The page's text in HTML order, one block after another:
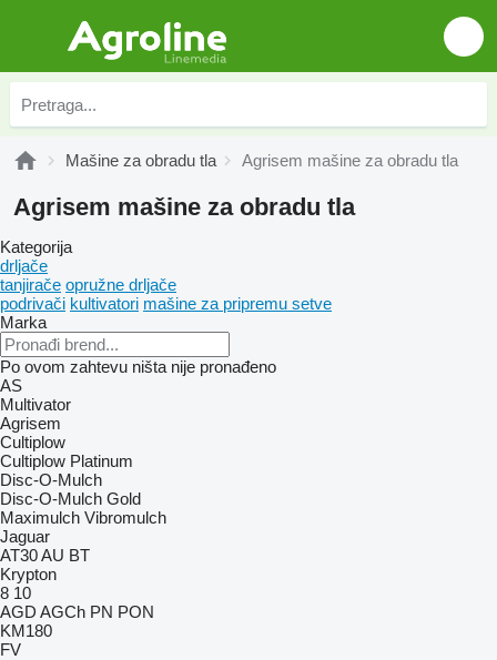
Mašine za obradu tla Agrisem mašine za obradu tla
Agrisem mašine za obradu tla
Kategorija
drljače
tanjirače opružne drljače
podrivači kultivatori mašine za pripremu setve
Marka
Po ovom zahtevu ništa nije pronađeno
AS
Multivator
Agrisem
Cultiplow
Cultiplow Platinum
Disc-O-Mulch
Disc-O-Mulch Gold
Maximulch Vibromulch
Jaguar
AT30AU BT
Krypton
8 10
AGD AGCh PN PON
KM180
FV